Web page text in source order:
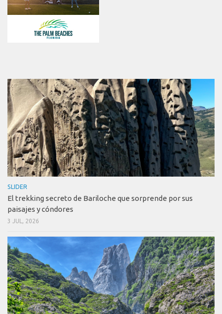
SLIDER
El trekking secreto de Bariloche que sorprende por sus
paisajes y cóndores
3 JUL, 2026